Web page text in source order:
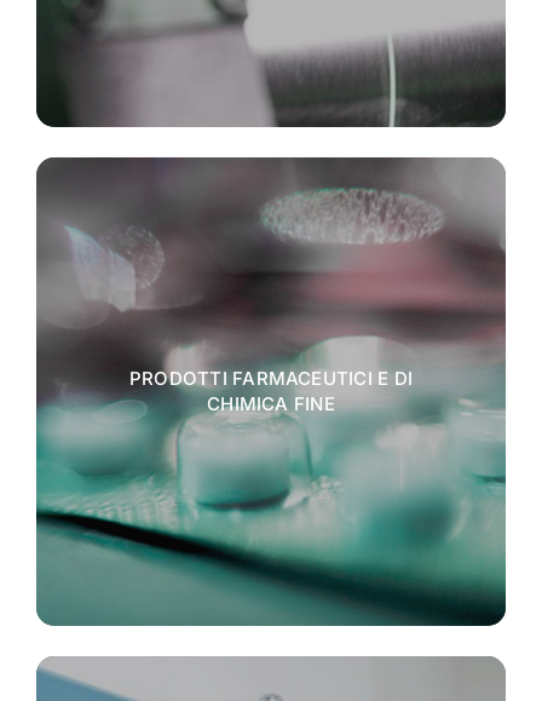
PRODOTTI FARMACEUTICI E DI
CHIMICA FINE